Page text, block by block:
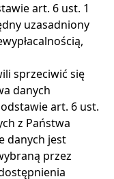
art. 6 ust. 1
uzasadniony
sprzeciwić się
danych
art. 6 ust.
z Państwa
danych jest
przez